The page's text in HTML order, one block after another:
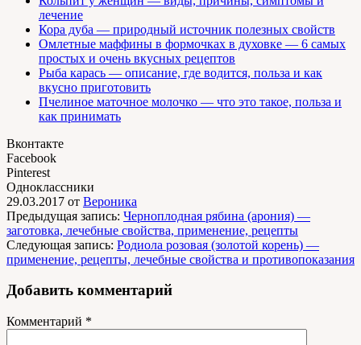
лечение
Кора дуба — природный источник полезных свойств
Омлетные маффины в формочках в духовке — 6 самых
простых и очень вкусных рецептов
Рыба карась — описание, где водится, польза и как
вкусно приготовить
Пчелиное маточное молочко — что это такое, польза и
как принимать
Вконтакте
Facebook
Pinterest
Одноклассники
29.03.2017 от Вероника
Предыдущая запись: Черноплодная рябина (арония) —
заготовка, лечебные свойства, применение, рецепты
Следующая запись: Родиола розовая (золотой корень) —
применение, рецепты, лечебные свойства и противопоказания
Добавить комментарий
Комментарий *